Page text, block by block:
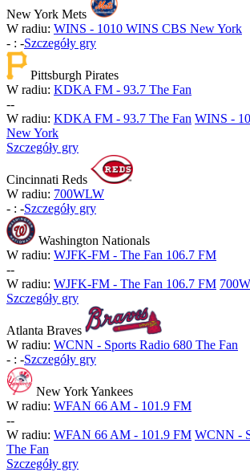
New York Mets
W radiu: WINS - 1010 WINS CBS New York
- : -Szczegóły gry
Pittsburgh Pirates
W radiu: KDKA FM - 93.7 The Fan
--
W radiu: KDKA FM - 93.7 The Fan WINS -
New York
Szczegóły gry
Cincinnati Reds
W radiu: 700WLW
- : -Szczegóły gry
Washington Nationals
W radiu: WJFK-FM - The Fan 106.7 FM
--
W radiu: WJFK-FM - The Fan 106.7 FM
Szczegóły gry
Atlanta Braves
W radiu: WCNN - Sports Radio 680 The Fan
- : -Szczegóły gry
New York Yankees
W radiu: WFAN 66 AM - 101.9 FM
--
W radiu: WFAN 66 AM - 101.9 FM WCNN -
The Fan
Szczegóły gry